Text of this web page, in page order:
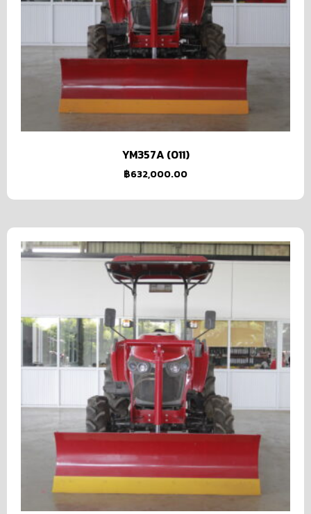
YM357A (011)
฿632,000.00